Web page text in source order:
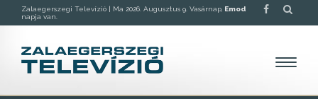
Zalaegerszegi Televízió | Ma 2026. Augusztus 9. Vasárnap, Emod
napja van.